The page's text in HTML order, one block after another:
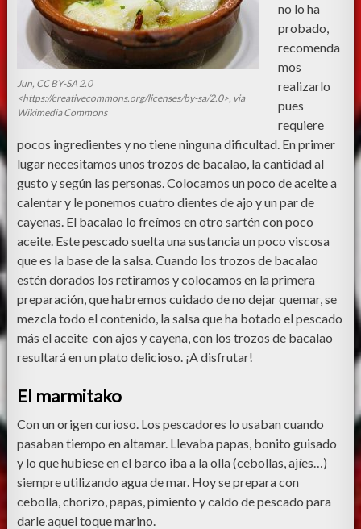
Jun, CC BY-SA 2.0
<https://creativecommons.org/licenses/by-sa/2.0>, via
Wikimedia Commons
no lo ha
probado,
recomenda
mos
realizarlo
pues
requiere
pocos ingredientes y no tiene ninguna dificultad. En primer
lugar necesitamos unos trozos de bacalao, la cantidad al
gusto y según las personas. Colocamos un poco de aceite a
calentar y le ponemos cuatro dientes de ajo y un par de
cayenas. El bacalao lo freímos en otro sartén con poco
aceite. Este pescado suelta una sustancia un poco viscosa
que es la base de la salsa. Cuando los trozos de bacalao
estén dorados los retiramos y colocamos en la primera
preparación, que habremos cuidado de no dejar quemar, se
mezcla todo el contenido, la salsa que ha botado el pescado
más el aceite con ajos y cayena, con los trozos de bacalao
resultará en un plato delicioso. ¡A disfrutar!
El marmitako
Con un origen curioso. Los pescadores lo usaban cuando
pasaban tiempo en altamar. Llevaba papas, bonito guisado
y lo que hubiese en el barco iba a la olla (cebollas, ajíes…)
siempre utilizando agua de mar. Hoy se prepara con
cebolla, chorizo, papas, pimiento y caldo de pescado para
darle aquel toque marino.